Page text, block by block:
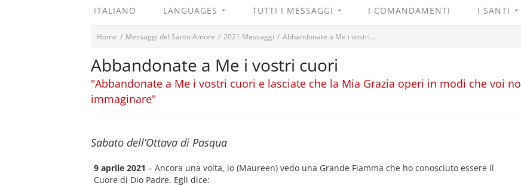
ITALIANO LANGUAGES TUTTI I MESSAGGI I COMANDAMENTI I SANTI
Home / Messaggi del Santo Amore / 2021 Messaggi / Abbandonate a Me i vostri...
Abbandonate a Me i vostri cuori
"Abbandonate a Me i vostri cuori e lasciate che la Mia Grazia operi in modi che voi
immaginare"
Sabato dell’Ottava di Pasqua
9 aprile 2021 – Ancora una volta, io (Maureen) vedo una Grande Fiamma che ho conosciuto essere il
Cuore di Dio Padre. Egli dice: